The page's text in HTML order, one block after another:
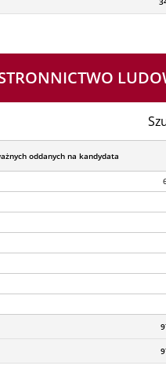
oddanych na kandydata